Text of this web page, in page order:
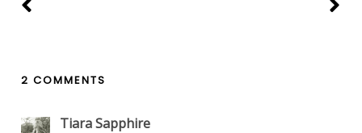
2 COMMENTS
Tiara Sapphire